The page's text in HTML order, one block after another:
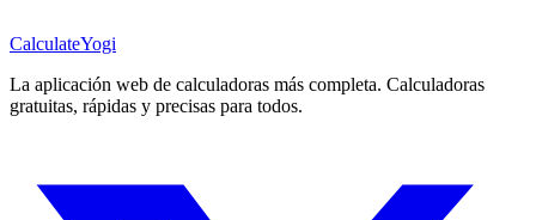
CalculateYogi
La aplicación web de calculadoras más completa. Calculadoras
gratuitas, rápidas y precisas para todos.